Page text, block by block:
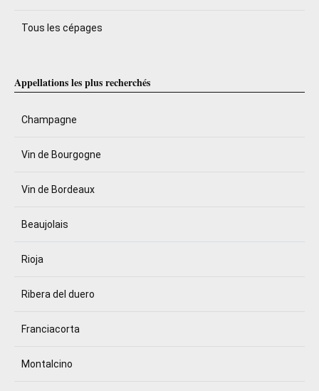
Tous les cépages
Appellations les plus recherchés
Champagne
Vin de Bourgogne
Vin de Bordeaux
Beaujolais
Rioja
Ribera del duero
Franciacorta
Montalcino